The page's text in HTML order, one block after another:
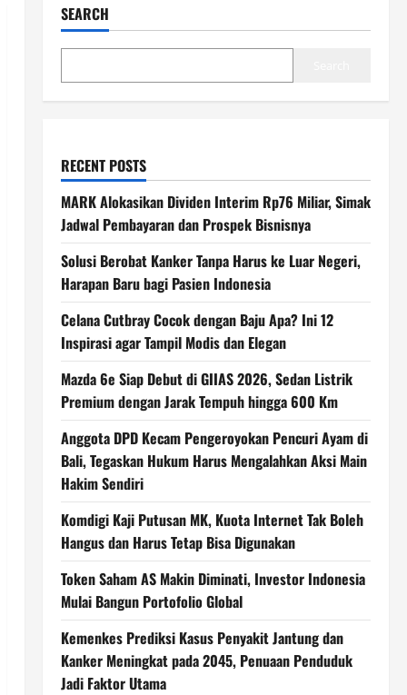
SEARCH
RECENT POSTS
MARK Alokasikan Dividen Interim Rp76 Miliar, Simak
Jadwal Pembayaran dan Prospek Bisnisnya
Solusi Berobat Kanker Tanpa Harus ke Luar Negeri,
Harapan Baru bagi Pasien Indonesia
Celana Cutbray Cocok dengan Baju Apa? Ini 12
Inspirasi agar Tampil Modis dan Elegan
Mazda 6e Siap Debut di GIIAS 2026, Sedan Listrik
Premium dengan Jarak Tempuh hingga 600 Km
Anggota DPD Kecam Pengeroyokan Pencuri Ayam di
Bali, Tegaskan Hukum Harus Mengalahkan Aksi Main
Hakim Sendiri
Komdigi Kaji Putusan MK, Kuota Internet Tak Boleh
Hangus dan Harus Tetap Bisa Digunakan
Token Saham AS Makin Diminati, Investor Indonesia
Mulai Bangun Portofolio Global
Kemenkes Prediksi Kasus Penyakit Jantung dan
Kanker Meningkat pada 2045, Penuaan Penduduk
Jadi Faktor Utama